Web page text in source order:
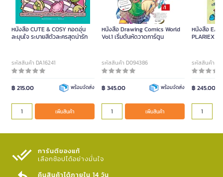
หนังสือ CUTE & COSY กอดอุ่น
ละมุนใจ ระบายสีตัวละครสุดน่ารัก
รหัสสินค้า DA16241
฿ 215.00 พร้อมจัดส่ง
เพิ่มสินค้า
หนังสือ Drawing Comics World
Vol.1 เริ่มต้นหัดวาดการ์ตูน
รหัสสินค้า D094386
฿ 345.00 พร้อมจัดส่ง
เพิ่มสินค้า
หนังสือ
PLARIEX
รหัสสินค้า
฿ 245.00
การันตีของแท้
เลือกช้อปได้อย่างมั่นใจ​
คืนสินค้าได้ภายใน 14 วัน